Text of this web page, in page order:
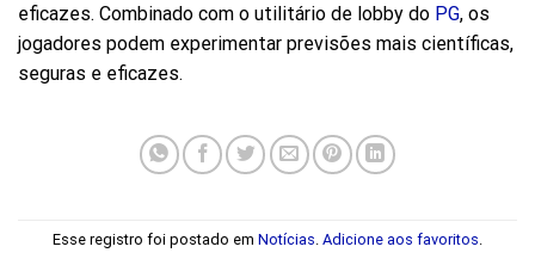
eficazes. Combinado com o utilitário de lobby do PG, os
jogadores podem experimentar previsões mais científicas,
seguras e eficazes.
Esse registro foi postado em Notícias Adicione aos favoritos